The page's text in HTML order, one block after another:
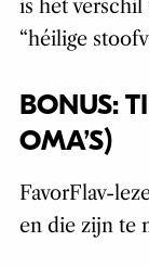
is het verschil
“héilige
BONUS:
OMA’S)
FavorFlav-
en die zijn te